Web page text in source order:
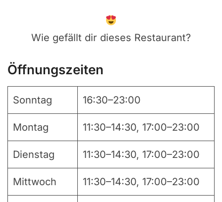
Wie gefällt dir dieses Restaurant?
Öffnungszeiten
Sonntag 16:30–23:00
Montag 11:30–14:30, 17:00–23:00
Dienstag 11:30–14:30, 17:00–23:00
Mittwoch 11:30–14:30, 17:00–23:00